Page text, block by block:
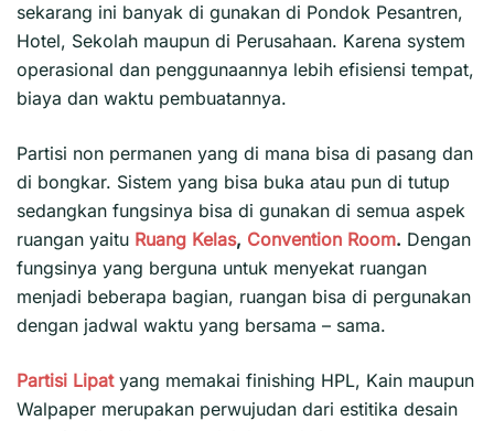
sekarang ini banyak di gunakan di Pondok Pesantren,
Hotel, Sekolah maupun di Perusahaan. Karena system
operasional dan penggunaannya lebih efisiensi tempat,
biaya dan waktu pembuatannya.
Partisi non permanen yang di mana bisa di pasang dan
di bongkar. Sistem yang bisa buka atau pun di tutup
sedangkan fungsinya bisa di gunakan di semua aspek
ruangan yaitu Ruang Kelas, Convention Room. Dengan
fungsinya yang berguna untuk menyekat ruangan
menjadi beberapa bagian, ruangan bisa di pergunakan
dengan jadwal waktu yang bersama – sama.
Partisi Lipat yang memakai finishing HPL, Kain maupun
Walpaper merupakan perwujudan dari estitika desain